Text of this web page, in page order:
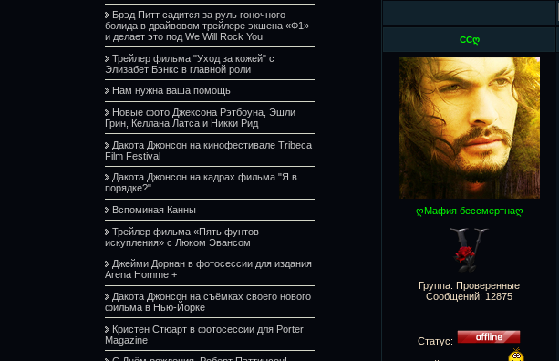
Брэд Питт садится за руль гоночного
болида в драйвовом трейлере экшена «Ф1»
и делает это под We Will Rock You
Трейлер фильма "Уход за кожей" с
Элизабет Бэнкс в главной роли
Нам нужна ваша помощь
Новые фото Джексона Рэтбоуна, Эшли
Грин, Келлана Латса и Никки Рид
Дакота Джонсон на кинофестивале Tribeca
Film Festival
Дакота Джонсон на кадрах фильма "Я в
порядке?"
Вспоминая Канны
Трейлер фильма «Пять фунтов
искупления» с Люком Эвансом
Джейми Дорнан в фотосессии для издания
Arena Homme +
Дакота Джонсон на съёмках своего нового
фильма в Нью-Йорке
Кристен Стюарт в фотосессии для Porter
Magazine
ССღ
ღМафия бессмертнаღ
Группа: Проверенные
Сообщений: 12875
Статус: